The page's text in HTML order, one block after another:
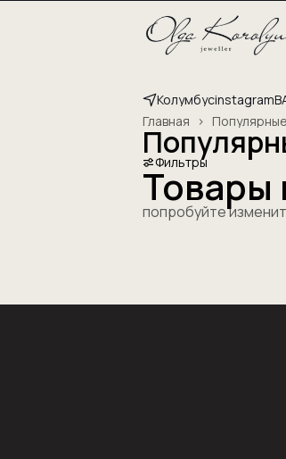
Колумбусinstagram
Главная ›
Фильтры
Товары
попробуйте